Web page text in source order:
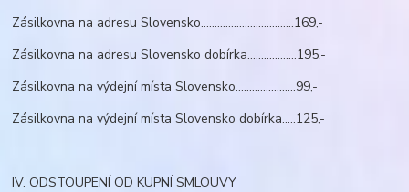
Zásilkovna na adresu Slovensko..................................169,-
Zásilkovna na adresu Slovensko dobírka..................195,-
Zásilkovna na výdejní místa Slovensko......................99,-
Zásilkovna na výdejní místa Slovensko dobírka.....125,-
IV. ODSTOUPENÍ OD KUPNÍ SMLOUVY